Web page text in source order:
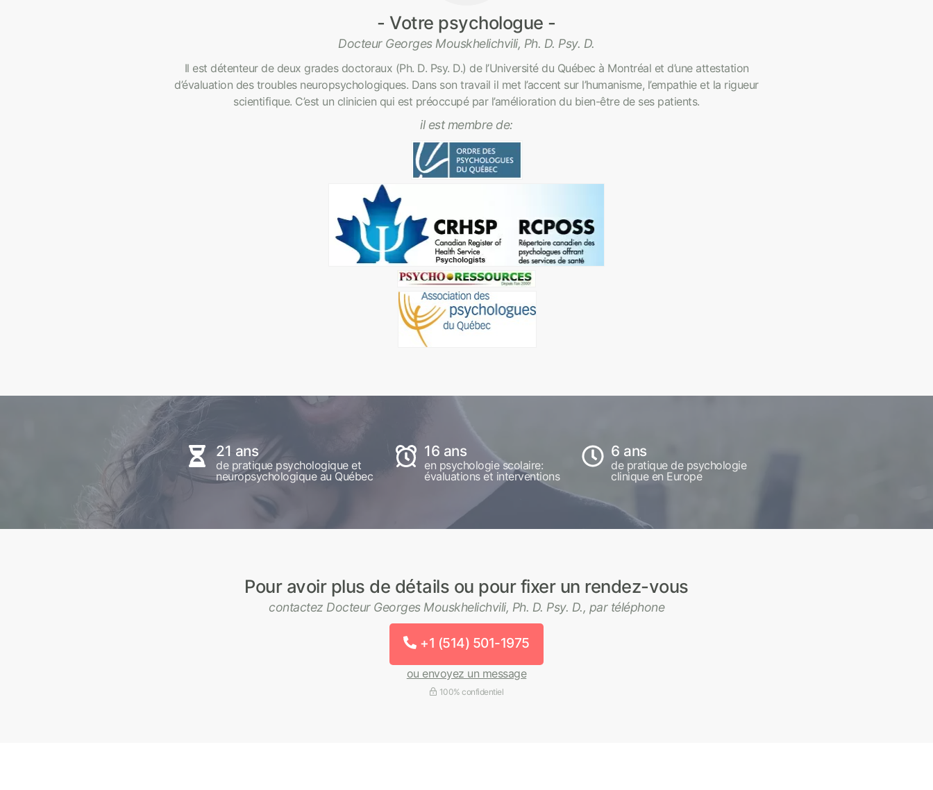
Votre psychologue
Docteur Georges Mouskhelichvili, Ph. D. Psy. D.
Il est détenteur de deux grades doctoraux (Ph. D. Psy. D.) de l’Université du Québec à Montréal et d’une attestation
d’évaluation des troubles neuropsychologiques. Dans son travail il met l’accent sur l’humanisme, l’empathie et la rigueur
scientifique. C’est un clinicien qui est préoccupé par l’amélioration du bien-être de ses patients.
il est membre de:
21 ans
de pratique psychologique et
neuropsychologique au Québec
16 ans
en psychologie scolaire:
évaluations et interventions
6 ans
de pratique de psychologie
clinique en Europe
Pour avoir plus de détails ou pour fixer un rendez-vous
contactez Docteur Georges Mouskhelichvili, Ph. D. Psy. D., par téléphone
+1 (514) 501-1975
ou envoyez un message
100% confidentiel